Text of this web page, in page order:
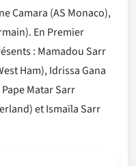
Camara (AS Monaco),
En Premier
: Mamadou Sarr
Ham), Idrissa Gana
Matar Sarr
et Ismaïla Sarr